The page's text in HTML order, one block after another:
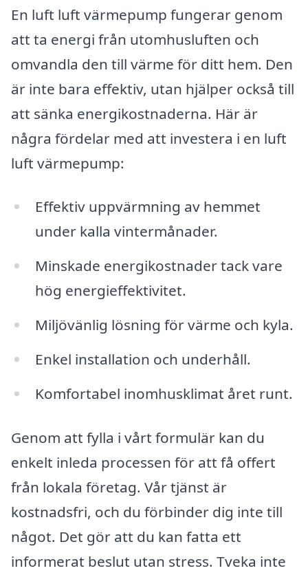
En luft luft värmepump fungerar genom
att ta energi från utomhusluften och
omvandla den till värme för ditt hem. Den
är inte bara effektiv, utan hjälper också till
att sänka energikostnaderna. Här är
några fördelar med att investera i en luft
luft värmepump:
Effektiv uppvärmning av hemmet
under kalla vintermånader.
Minskade energikostnader tack vare
hög energieffektivitet.
Miljövänlig lösning för värme och kyla.
Enkel installation och underhåll.
Komfortabel inomhusklimat året runt.
Genom att fylla i vårt formulär kan du
enkelt inleda processen för att få offert
från lokala företag. Vår tjänst är
kostnadsfri, och du förbinder dig inte till
något. Det gör att du kan fatta ett
informerat beslut utan stress. Tveka inte